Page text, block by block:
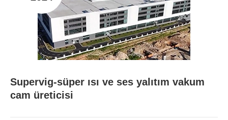
Supervig-süper ısı ve ses yalıtım vakum
cam üreticisi